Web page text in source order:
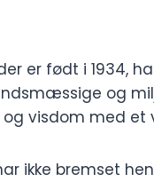
er født i 1934,
og
og visdom med et
ikke bremset